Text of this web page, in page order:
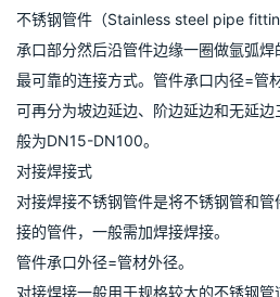
不锈钢管件（Stainless steel pipe
承口部分然后沿管件边缘一圈做氩弧
最可靠的连接方式。管件承口内径=管
可再分为坡边延边、阶边延边和无延
般为DN15-DN100。
对接焊接式
对接焊接不锈钢管件是将不锈钢管和
接的管件，一般需加焊接焊接。
管件承口外径=管材外径。
对接焊接一般用于规格较大的不锈钢管